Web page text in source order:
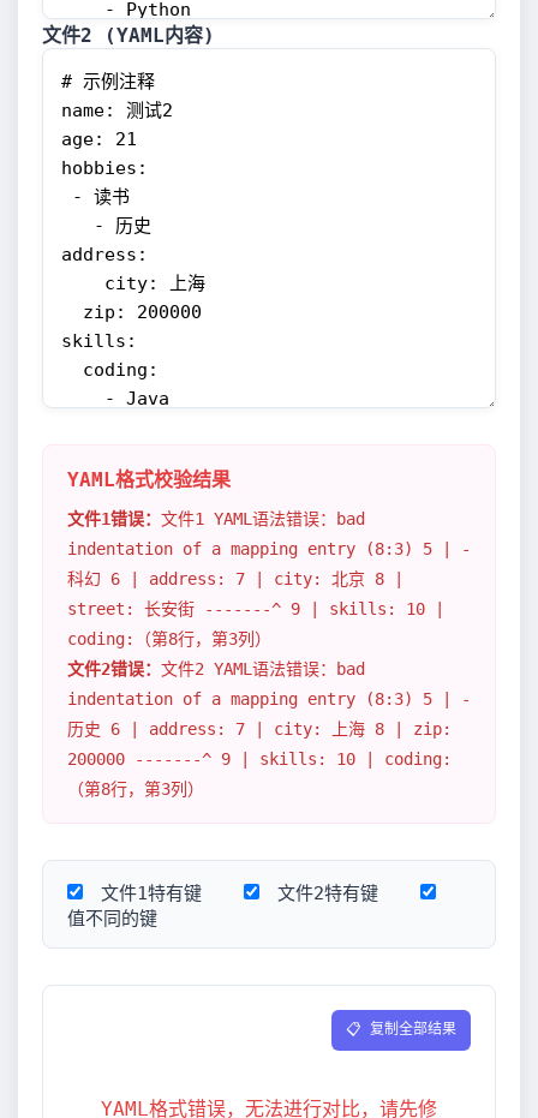
文件2 (YAML内容)
YAML格式校验结果
文件1错误： 文件1 YAML语法错误：bad
indentation of a mapping entry (8:3) 5 | -
科幻 6 | address: 7 | city: 北京 8 |
street: 长安街 -------^ 9 | skills: 10 |
coding:（第8行，第3列）
文件2错误： 文件2 YAML语法错误：bad
indentation of a mapping entry (8:3) 5 | -
历史 6 | address: 7 | city: 上海 8 | zip:
200000 -------^ 9 | skills: 10 | coding:
（第8行，第3列）
文件1特有键
文件2特有键
值不同的键
📋 复制全部结果
YAML格式错误，无法进行对比，请先修